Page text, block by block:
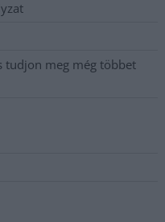
tudjon meg még többet